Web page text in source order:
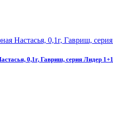
0,1г, Гавриш, серия Лидер 1+1